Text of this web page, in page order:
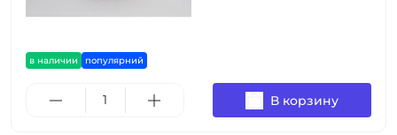
в наличии популярний
В корзину